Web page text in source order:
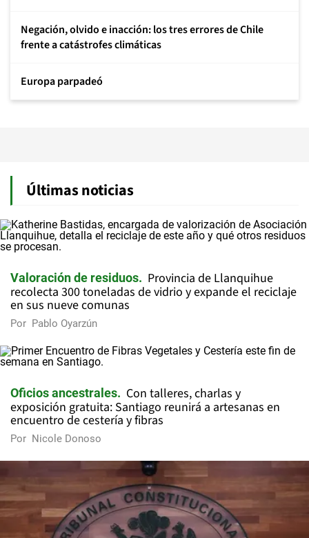
Negación, olvido e inacción: los tres errores de Chile
frente a catástrofes climáticas
Europa parpadeó
Últimas noticias
Valoración de residuos
Provincia de Llanquihue
recolecta 300 toneladas de vidrio y expande el reciclaje
en sus nueve comunas
Por Pablo Oyarzún
Oficios ancestrales
Con talleres, charlas y
exposición gratuita: Santiago reunirá a artesanas en
encuentro de cestería y fibras
Por Nicole Donoso